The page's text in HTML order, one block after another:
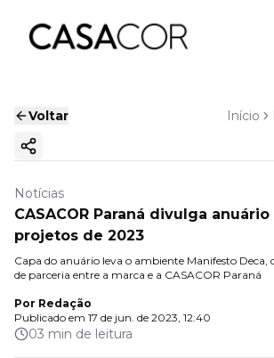
Voltar Início
Copiar link
Notícias
CASACOR Paraná divulga
projetos de 2023
Capa do anuário leva o ambiente Manifesto Deca,
de parceria entre a marca e a CASACOR Paraná
Por Redação
Publicado em 17 de jun. de 2023, 12:40
03 min de leitura